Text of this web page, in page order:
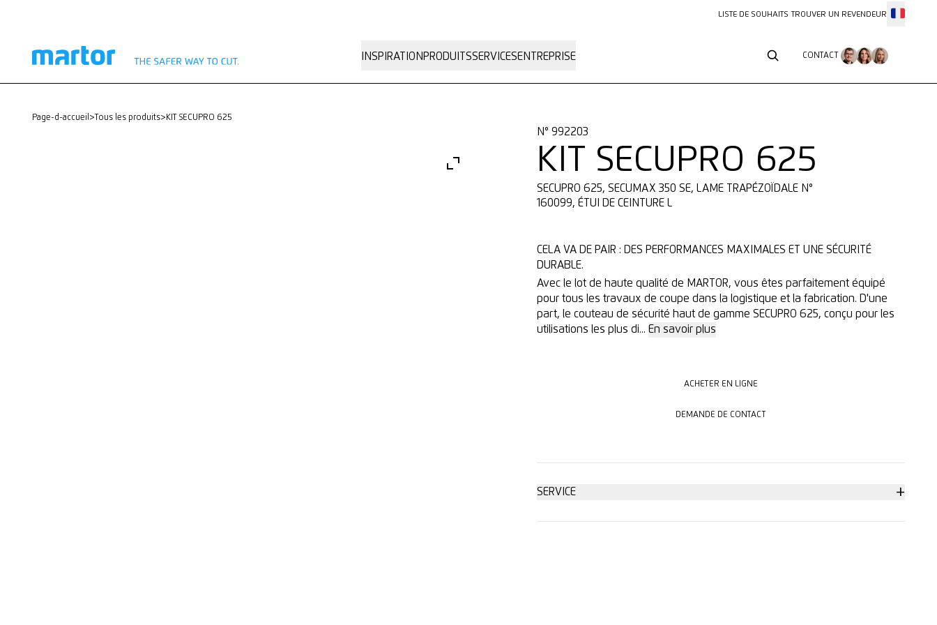
LISTE DE SOUHAITS TROUVER UN REVENDEUR
INSPIRATION PRODUITSSERVICESENTREPRISE CONTACT
page-d-accueil> Tous les produits> KIT SECUPRO 625
N° 992203
KIT SECUPRO 625
SECUPRO 625, SECUMAX 350 SE, LAME TRAPÉZOÏDALE N°
160099, ÉTUI DE CEINTURE L
CELA VA DE PAIR : DES PERFORMANCES MAXIMALES ET UNE SÉCURITÉ
DURABLE.
Avec le lot de haute qualité de MARTOR, vous êtes parfaitement équipé
pour tous les travaux de coupe dans la logistique et la fabrication. D'une
part, le couteau de sécurité haut de gamme SECUPRO 625, conçu pour les
utilisations les plus di...En savoir plus
ACHETER EN LIGNE
DEMANDE DE CONTACT
SERVICE +